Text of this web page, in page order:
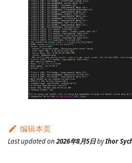
编辑本页
Last updatedon2026年8月5日byIhor